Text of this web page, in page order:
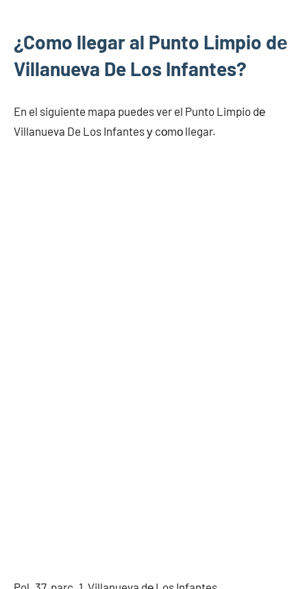
¿Como llegar al Punto Limpio dе
Villanueva De Los Infantes?
En el siguiente mapa puedes ver el Punto Limpio dе
Villanueva De Los Infantes у cοmο llegar.